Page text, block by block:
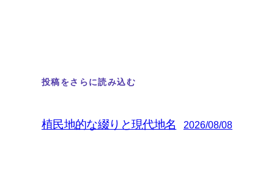
投稿をさらに読み込む
植民地的な綴りと現代地名 2026/08/08